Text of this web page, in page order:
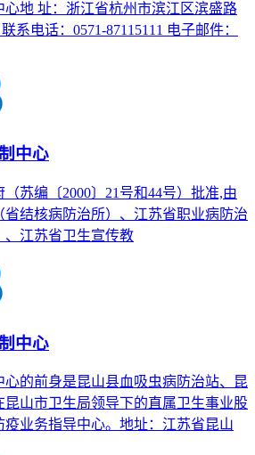
心地 址：浙江省杭州市滨江区滨盛路
系电话：0571-87115111 电子邮件：
中心
（苏编〔2000〕21号和44号）批准,由
结核病防治所）、江苏省职业病防治
、江苏省卫生宣传教
中心
心的前身是昆山县血吸虫病防治站、昆
昆山市卫生局领导下的直属卫生事业股
业务指导中心。地址：江苏省昆山